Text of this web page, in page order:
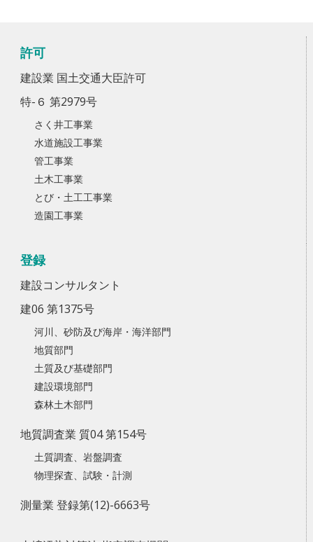
許可
建設業 国土交通大臣許可
特-６ 第2979号
さく井工事業
水道施設工事業
管工事業
土木工事業
とび・土工工事業
造園工事業
登録
建設コンサルタント
建06 第1375号
河川、砂防及び海岸・海洋部門
地質部門
土質及び基礎部門
建設環境部門
森林土木部門
地質調査業 質04 第154号
土質調査、岩盤調査
物理探査、試験・計測
測量業 登録第(12)-6663号